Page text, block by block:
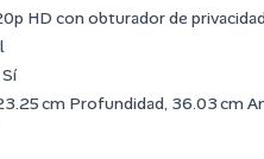
HD con obturador de privacidad
cm Profundidad, 36.03 cm